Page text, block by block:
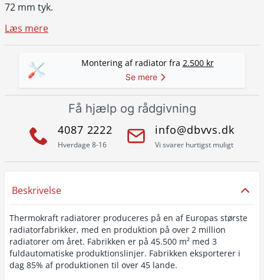
72 mm tyk.
Læs mere
Montering af radiator fra 2.500 kr
Se mere
Få hjælp og rådgivning
4087 2222
Hverdage 8-16
info@dbvvs.dk
Vi svarer hurtigst muligt
Beskrivelse
Thermokraft radiatorer produceres på en af Europas største
radiatorfabrikker, med en produktion på over 2 million
radiatorer om året. Fabrikken er på 45.500 m² med 3
fuldautomatiske produktionslinjer. Fabrikken eksporterer i
dag 85% af produktionen til over 45 lande.